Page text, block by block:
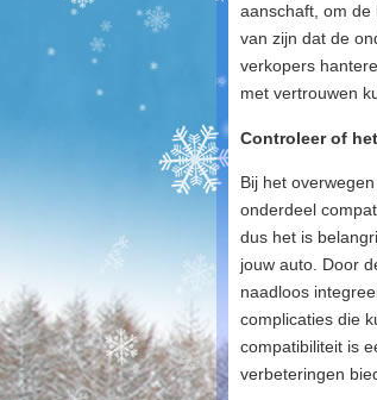
aanschaft, om
van zijn dat de
verkopers
met vertrouwen
Controleer of
Bij het
onderdeel
dus het is
jouw auto. Door
naadloos
complicaties die
compatibiliteit is
verbeteringen